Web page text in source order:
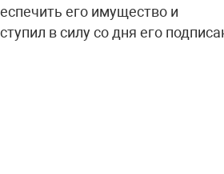
его имущество и
в силу со дня его